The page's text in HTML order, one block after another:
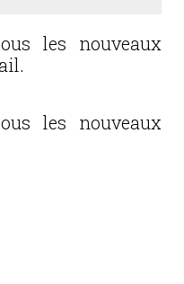
les nouveaux
les nouveaux